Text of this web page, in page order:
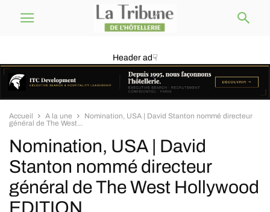
Header ad☟
Accueil A la une
Nomination, USA | David Stanton nommé directeur
général de The West...
Nomination, USA | David
Stanton nommé directeur
général de The West Hollywood
EDITION